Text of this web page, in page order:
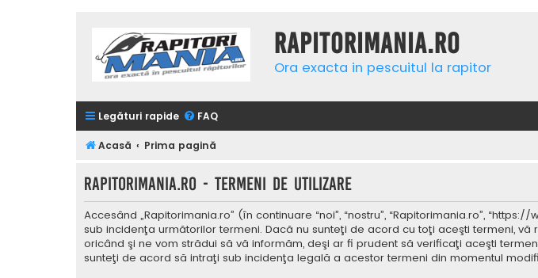
Rapitorimania.ro
Ora exacta in pescuitul la rapitor
Legături rapide FAQ
Acasă Prima pagină
Rapitorimania.ro - Termeni de utilizare
Accesând „Rapitorimania.ro” (în continuare “noi”, “nostru”, “Rapitorimania.ro”,
sub incidenţa următorilor termeni. Dacă nu sunteţi de acord cu toţi aceşti termeni,
oricând şi ne vom strădui să vă informăm, deşi ar fi prudent să verificaţi aceşti
sunteţi de acord să intraţi sub incidenţa legală a acestor termeni din momentul